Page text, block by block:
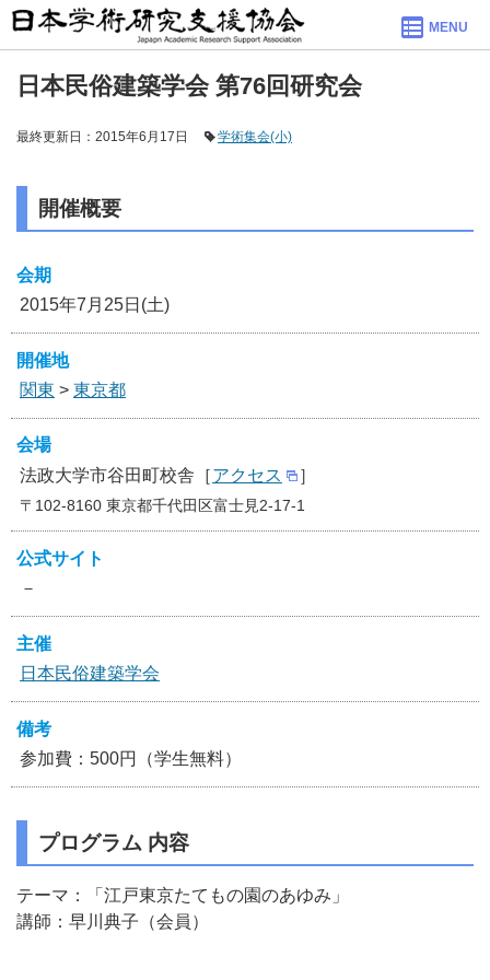
MENU
日本民俗建築学会 第76回研究会
最終更新日：2015年6月17日 学術集会(小)
開催概要
会期
2015年7月25日(土)
開催地
関東 > 東京都
会場
法政大学市谷田町校舎［アクセス ］
〒102-8160 東京都千代田区富士見2-17-1
公式サイト
－
主催
日本民俗建築学会
備考
参加費：500円（学生無料）
プログラム 内容
テーマ：「江戸東京たてもの園のあゆみ」
講師：早川典子（会員）